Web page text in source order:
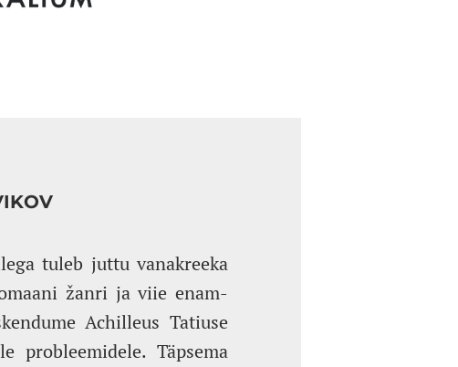
tuleb juttu vanakreeka
žanri ja viie enam-
Achilleus Tatiuse
probleemidele. Täpsema